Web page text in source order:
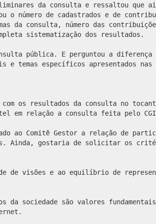
da consulta e ressaltou que
o número de cadastrados e de
da consulta, número das
sistematização dos resultados.
pública. E perguntou a
e temas específicos apresentados
os resultados da consulta no
em relação a consulta feita pelo
ao Comitê Gestor a relação de
Ainda, gostaria de solicitar os
de visões e ao equilíbrio de
da sociedade são valores